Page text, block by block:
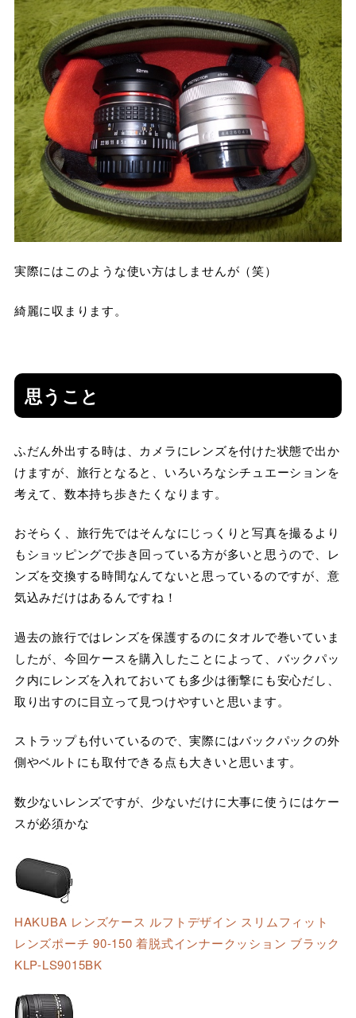
実際にはこのような使い方はしませんが（笑）
綺麗に収まります。
思うこと
ふだん外出する時は、カメラにレンズを付けた状態で出か
けますが、旅行となると、いろいろなシチュエーションを
考えて、数本持ち歩きたくなります。
おそらく、旅行先ではそんなにじっくりと写真を撮るより
もショッピングで歩き回っている方が多いと思うので、レ
ンズを交換する時間なんてないと思っているのですが、意
気込みだけはあるんですね！
過去の旅行ではレンズを保護するのにタオルで巻いていま
したが、今回ケースを購入したことによって、バックパッ
ク内にレンズを入れておいても多少は衝撃にも安心だし、
取り出すのに目立って見つけやすいと思います。
ストラップも付いているので、実際にはバックパックの外
側やベルトにも取付できる点も大きいと思います。
数少ないレンズですが、少ないだけに大事に使うにはケー
スが必須かな
HAKUBA レンズケース ルフトデザイン スリムフィット
レンズポーチ 90-150 着脱式インナークッション ブラック
KLP-LS9015BK